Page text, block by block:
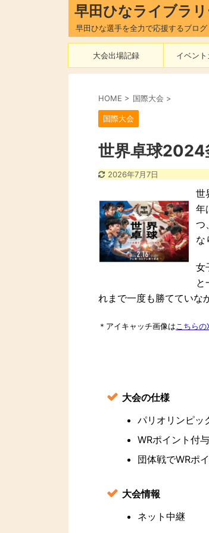
早田ひなライブラ
早田ひな選手を全力で応援するブログ
大会出場記録 イベン
HOME > 国際大会 >
国際大会
世界卓球2024
2026年7月7日
世
年
つ
な
女
と
れまで一度も勝てていな
＊アイキャッチ画像はこちらの
大会の仕様
パリオリンピッ
WRポイント付
団体戦でWRポ
大会情報
ネット中継